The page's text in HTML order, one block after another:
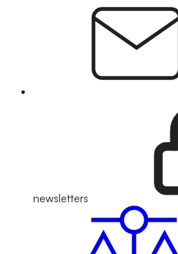
newsletters